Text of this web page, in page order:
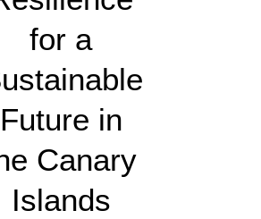
for a
Future in
Canary
Islands